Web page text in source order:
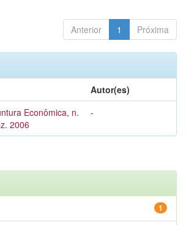
Anterior 1 Próxima
Autor(es)
Econômica, n.
2006
-
1